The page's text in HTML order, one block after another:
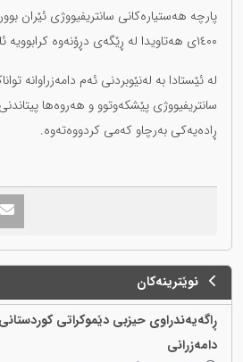
پارچە هەستیارەکانی سانتریفیووژی ئێران
١٤٠٠ی هەتاویدا لە ڕێگەی دڕۆنەوە کرابوویە ئامانج.
لە ئێستادا بە لەنێوبردنی ئەم دامەزراوانە
سانتریفیووژی پێشکەوتوو و هەروەها پیتاندنی
ڕادەیەکی بەرچاو کەمی کردووەتەوە.
نوێترینەکان
دامەزرانی